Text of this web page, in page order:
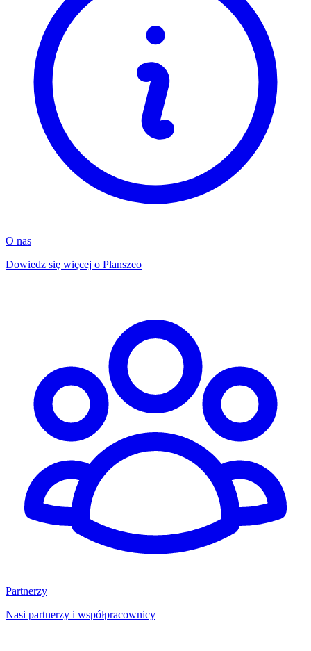
O nas
Dowiedz się więcej o Planszeo
Partnerzy
Nasi partnerzy i współpracownicy